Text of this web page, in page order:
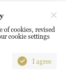
of cookies, revised
cookie settings
I agree